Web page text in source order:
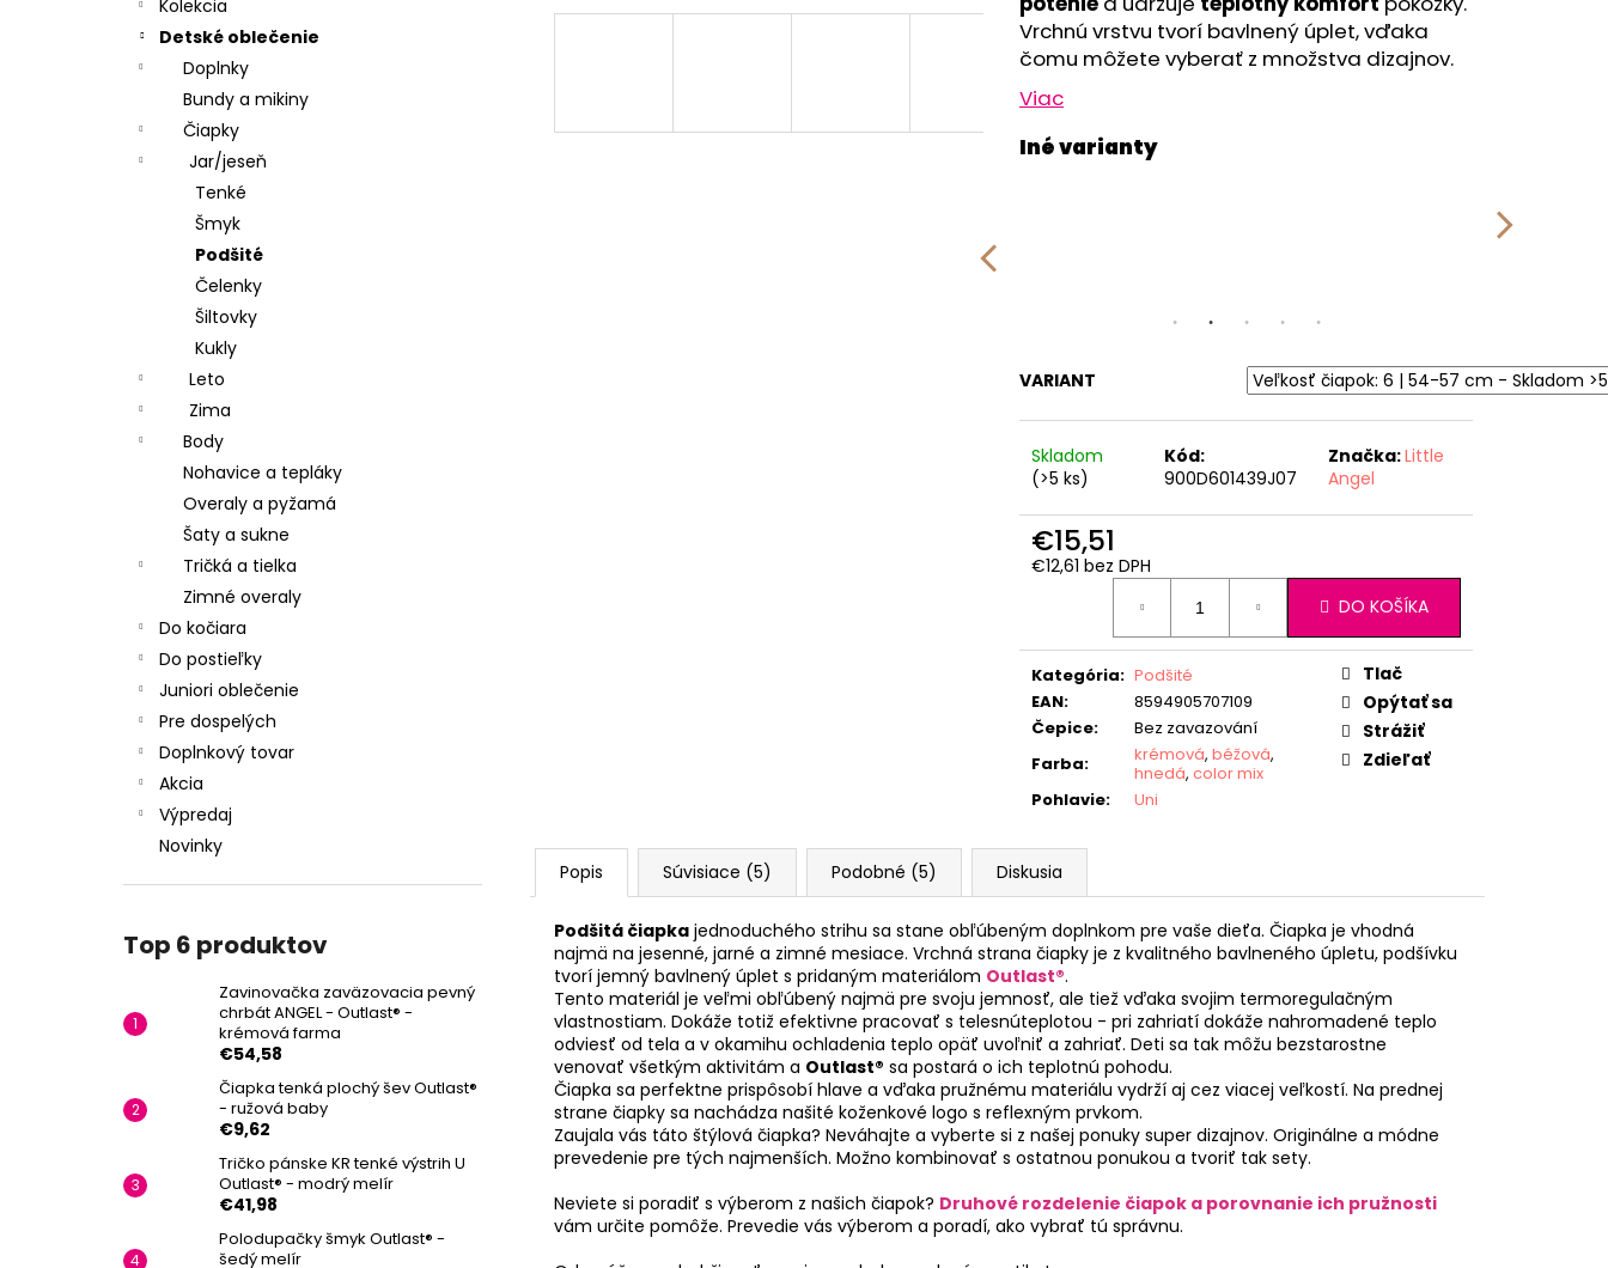
Kolekcia
Detské oblečenie
Doplnky
Bundy a mikiny
Čiapky
Jar/jeseň
Tenké
Šmyk
Podšité
Čelenky
Šiltovky
Kukly
Leto
Zima
Body
Nohavice a tepláky
Overaly a pyžamá
Šaty a sukne
Tričká a tielka
Zimné overaly
Do kočiara
Do postieľky
Juniori oblečenie
Pre dospelých
Doplnkový tovar
Akcia
Výpredaj
Novinky
Top 6 produktov
Zavinovačka zaväzovacia pevný
chrbát ANGEL - Outlast® -
krémová farma
€54,58
Čiapka tenká plochý šev Outlast®
- ružová baby
€9,62
Tričko pánske KR tenké výstrih U
Outlast® - modrý melír
€41,98
Polodupačky šmyk Outlast® -
šedý melír
Vrchnú vrstvu tvorí bavlnený úplet, vďaka
čomu môžete vyberať z množstva dizajnov.
Viac
VARIANT
Skladom
(>5 ks)
Kód:
900D601439J07
Značka:Little
Angel
€15,51
€12,61 bez DPH
Jednotková
DO KOŠÍKA
Kategória: Podšité
EAN:
8594905707109
Čepice:
Bez zavazování
Farba: krémová, béžová,
hnedá, color mix
Pohlavie: Uni
Tlač
Opýtať sa
Strážiť
Zdieľať
Popis Súvisiace (5) Podobné (5) Diskusia
Podšitá čiapka jednoduchého strihu sa stane obľúbeným doplnkom pre vaše dieťa. Čiapka je vhodná
najmä na jesenné, jarné a zimné mesiace. Vrchná strana čiapky je z kvalitného bavlneného úpletu, podšívku
tvorí jemný bavlnený úplet s pridaným materiálom Outlast®.
Tento materiál je veľmi obľúbený najmä pre svoju jemnosť, ale tiež vďaka svojim termoregulačným
vlastnostiam. Dokáže totiž efektivne pracovať s telesnúteplotou - pri zahriatí dokáže nahromadené teplo
odviesť od tela a v okamihu ochladenia teplo opäť uvoľniť a zahriať. Deti sa tak môžu bezstarostne
venovať všetkým aktivitám a Outlast® sa postará o ich teplotnú pohodu.
Čiapka sa perfektne prispôsobí hlave a vďaka pružnému materiálu vydrží aj cez viacej veľkostí. Na prednej
strane čiapky sa nachádza našité koženkové logo s reflexným prvkom.
Zaujala vás táto štýlová čiapka? Neváhajte a vyberte si z našej ponuky super dizajnov. Originálne a módne
prevedenie pre tých najmenších. Možno kombinovať s ostatnou ponukou a tvoriť tak sety.
Neviete si poradiť s výberom z našich čiapok? Druhové rozdelenie čiapok a porovnanie ich pružnosti
vám určite pomôže. Prevedie vás výberom a poradí, ako vybrať tú správnu.